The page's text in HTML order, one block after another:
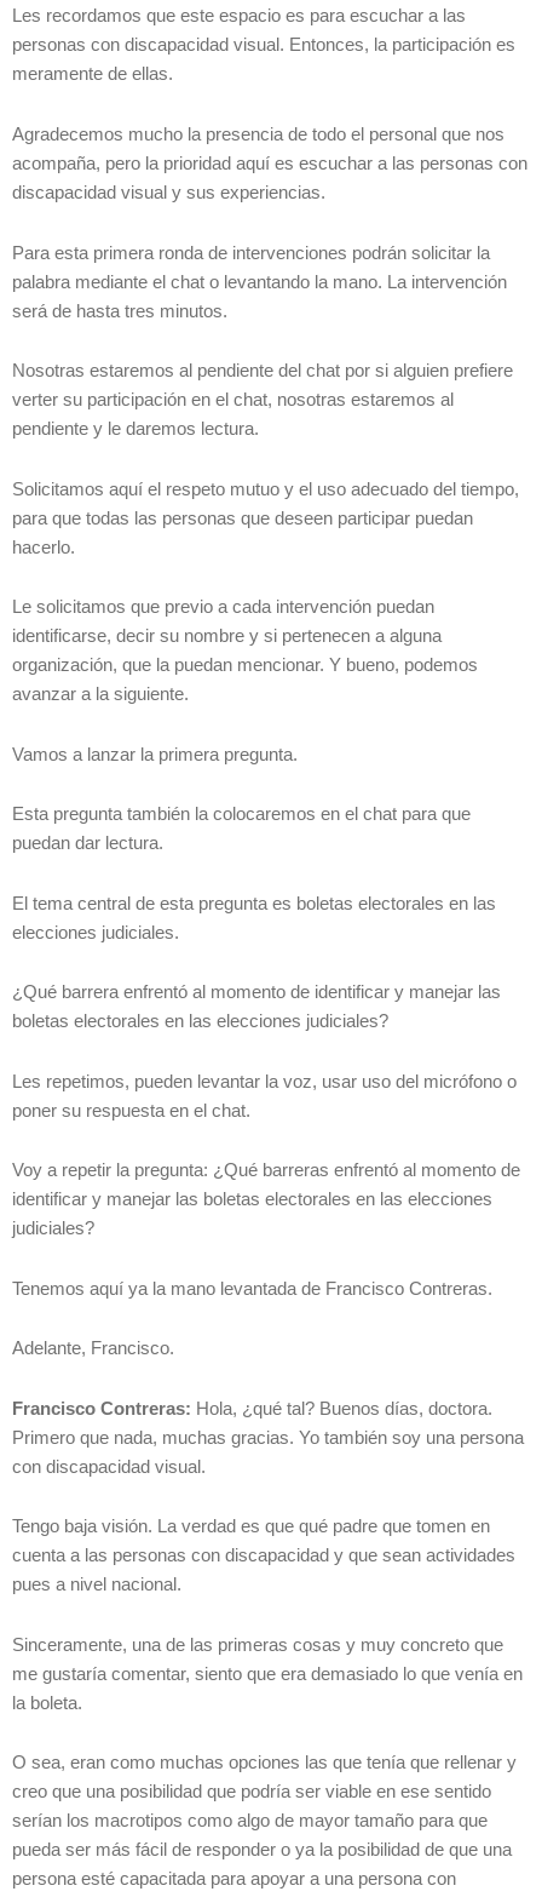
Les recordamos que este espacio es para escuchar a las
personas con discapacidad visual. Entonces, la participación es
meramente de ellas.
Agradecemos mucho la presencia de todo el personal que nos
acompaña, pero la prioridad aquí es escuchar a las personas con
discapacidad visual y sus experiencias.
Para esta primera ronda de intervenciones podrán solicitar la
palabra mediante el chat o levantando la mano. La intervención
será de hasta tres minutos.
Nosotras estaremos al pendiente del chat por si alguien prefiere
verter su participación en el chat, nosotras estaremos al
pendiente y le daremos lectura.
Solicitamos aquí el respeto mutuo y el uso adecuado del tiempo,
para que todas las personas que deseen participar puedan
hacerlo.
Le solicitamos que previo a cada intervención puedan
identificarse, decir su nombre y si pertenecen a alguna
organización, que la puedan mencionar. Y bueno, podemos
avanzar a la siguiente.
Vamos a lanzar la primera pregunta.
Esta pregunta también la colocaremos en el chat para que
puedan dar lectura.
El tema central de esta pregunta es boletas electorales en las
elecciones judiciales.
¿Qué barrera enfrentó al momento de identificar y manejar las
boletas electorales en las elecciones judiciales?
Les repetimos, pueden levantar la voz, usar uso del micrófono o
poner su respuesta en el chat.
Voy a repetir la pregunta: ¿Qué barreras enfrentó al momento de
identificar y manejar las boletas electorales en las elecciones
judiciales?
Tenemos aquí ya la mano levantada de Francisco Contreras.
Adelante, Francisco.
Francisco Contreras: Hola, ¿qué tal? Buenos días, doctora.
Primero que nada, muchas gracias. Yo también soy una persona
con discapacidad visual.
Tengo baja visión. La verdad es que qué padre que tomen en
cuenta a las personas con discapacidad y que sean actividades
pues a nivel nacional.
Sinceramente, una de las primeras cosas y muy concreto que
me gustaría comentar, siento que era demasiado lo que venía en
la boleta.
O sea, eran como muchas opciones las que tenía que rellenar y
creo que una posibilidad que podría ser viable en ese sentido
serían los macrotipos como algo de mayor tamaño para que
pueda ser más fácil de responder o ya la posibilidad de que una
persona esté capacitada para apoyar a una persona con